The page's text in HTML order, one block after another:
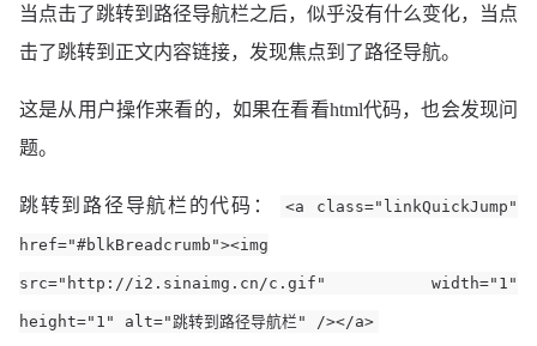
当点击了跳转到路径导航栏之后，似乎没有什么变化，当点
击了跳转到正文内容链接，发现焦点到了路径导航。
这是从用户操作来看的，如果在看看html代码，也会发现问
题。
跳转到路径导航栏的代码： <a class="linkQuickJump"
href="#blkBreadcrumb"><img
src="http://i2.sinaimg.cn/c.gif" width="1"
height="1" alt="跳转到路径导航栏" /></a>